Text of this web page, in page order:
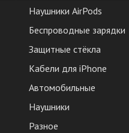
Наушники AirPods
Беспроводные зарядки
Защитные стёкла
Кабели для iPhone
Автомобильные
Наушники
Разное